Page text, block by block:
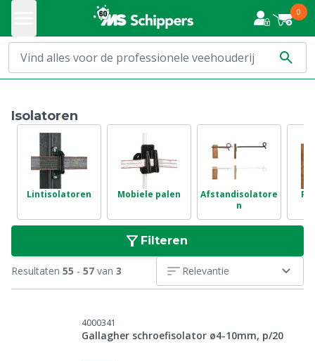
0
Isolatoren
Lintisolatoren Mobiele palen
Afstandisolatore
n
Filteren
Resultaten 55 - 57 van 3 Relevantie
4000341
Gallagher schroefisolator ø4-10mm, p/20